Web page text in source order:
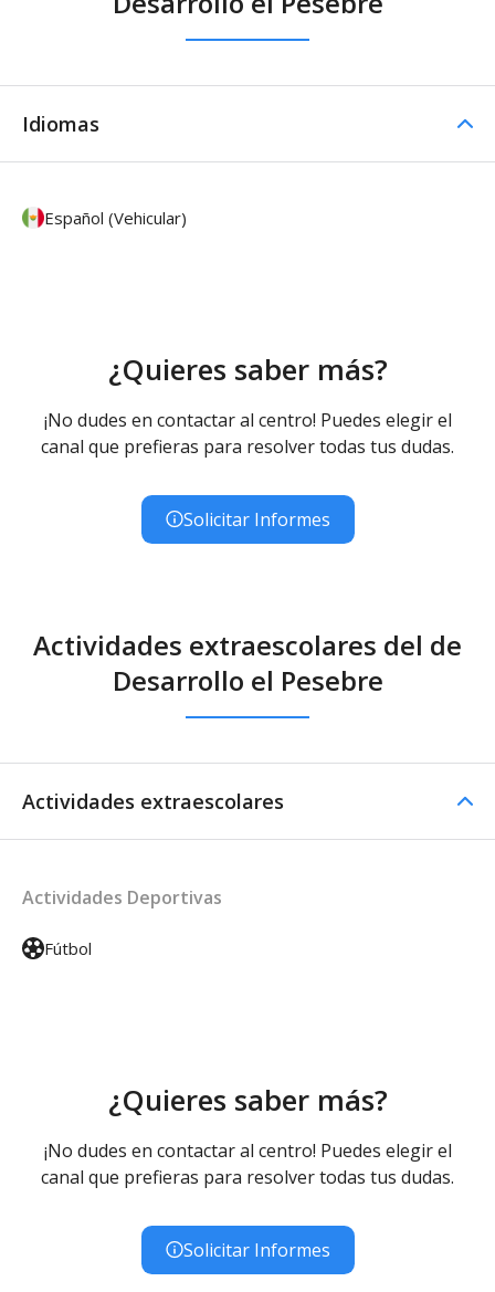
Idiomas
Español (Vehicular)
¿Quieres saber más?
¡No dudes en contactar al centro! Puedes elegir el
canal que prefieras para resolver todas tus dudas.
Solicitar Informes
Actividades extraescolares del de
Desarrollo el Pesebre
Actividades extraescolares
Actividades Deportivas
Fútbol
¿Quieres saber más?
¡No dudes en contactar al centro! Puedes elegir el
canal que prefieras para resolver todas tus dudas.
Solicitar Informes